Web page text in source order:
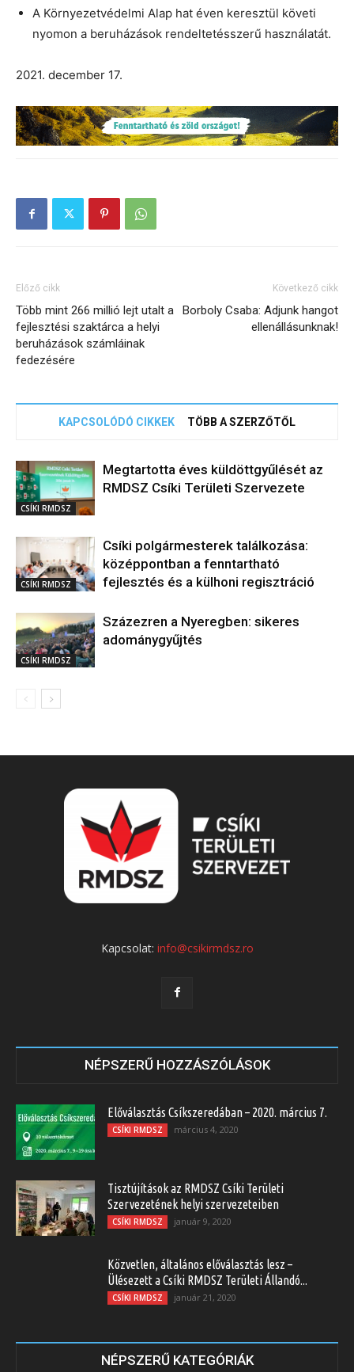
A Környezetvédelmi Alap hat éven keresztül követi
nyomon a beruházások rendeltetésszerű használatát.
2021. december 17.
Előző cikk
Több mint 266 millió lejt utalt a
fejlesztési szaktárca a helyi
beruházások számláinak
fedezésére
Következő cikk
Borboly Csaba: Adjunk hangot
ellenállásunknak!
KAPCSOLÓDÓ CIKKEK TÖBB A SZERZŐTŐL
CSÍKI RMDSZ
Megtartotta éves küldöttgyűlését az
RMDSZ Csíki Területi Szervezete
CSÍKI RMDSZ
Csíki polgármesterek találkozása:
középpontban a fenntartható
fejlesztés és a külhoni regisztráció
CSÍKI RMDSZ
Százezren a Nyeregben: sikeres
adománygyűjtés
Kapcsolat: info@csikirmdsz.ro
NÉPSZERŰ HOZZÁSZÓLÁSOK
Előválasztás Csíkszeredában – 2020. március 7.
CSÍKI RMDSZ március 4, 2020
Tisztújítások az RMDSZ Csíki Területi
Szervezetének helyi szervezeteiben
CSÍKI RMDSZ január 9, 2020
Közvetlen, általános előválasztás lesz –
Ülésezett a Csíki RMDSZ Területi Állandó...
CSÍKI RMDSZ január 21, 2020
NÉPSZERŰ KATEGÓRIÁK